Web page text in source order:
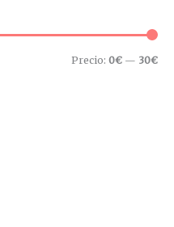
ee
Precio: 0€ — 30€